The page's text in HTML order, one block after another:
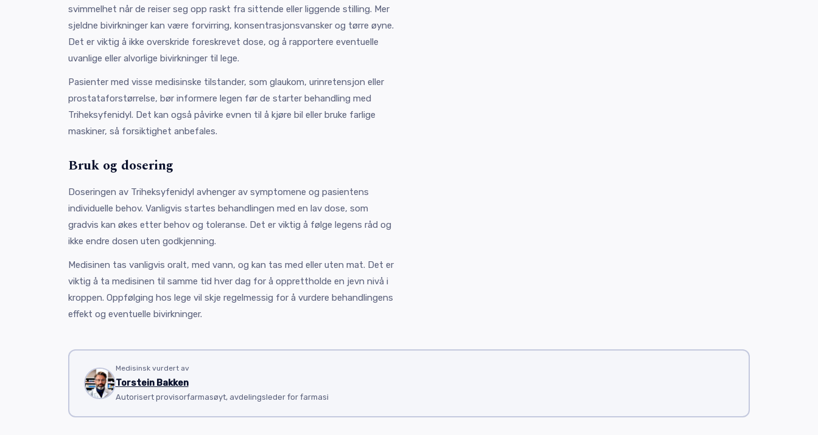
svimmelhet når de reiser seg opp raskt fra sittende eller liggende stilling. Mer
sjeldne bivirkninger kan være forvirring, konsentrasjonsvansker og tørre øyne.
Det er viktig å ikke overskride foreskrevet dose, og å rapportere eventuelle
uvanlige eller alvorlige bivirkninger til lege.
Pasienter med visse medisinske tilstander, som glaukom, urinretensjon eller
prostataforstørrelse, bør informere legen før de starter behandling med
Triheksyfenidyl. Det kan også påvirke evnen til å kjøre bil eller bruke farlige
maskiner, så forsiktighet anbefales.
Bruk og dosering
Doseringen av Triheksyfenidyl avhenger av symptomene og pasientens
individuelle behov. Vanligvis startes behandlingen med en lav dose, som
gradvis kan økes etter behov og toleranse. Det er viktig å følge legens råd og
ikke endre dosen uten godkjenning.
Medisinen tas vanligvis oralt, med vann, og kan tas med eller uten mat. Det er
viktig å ta medisinen til samme tid hver dag for å opprettholde en jevn nivå i
kroppen. Oppfølging hos lege vil skje regelmessig for å vurdere behandlingens
effekt og eventuelle bivirkninger.
Medisinsk vurdert av
Torstein Bakken
Autorisert provisorfarmasøyt, avdelingsleder for farmasi